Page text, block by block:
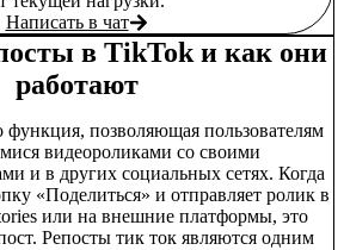
Написать в чат
в TikTok и как они
работают
позволяющая пользователям
видеороликами со своими
и в других социальных сетях. Когда
«Поделиться» и отправляет ролик в
или на внешние платформы, это
Репосты тик ток являются одним